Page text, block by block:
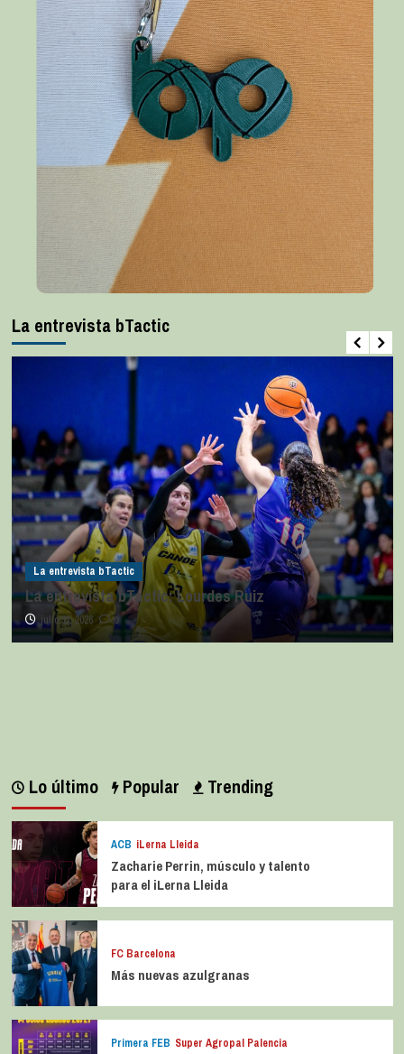
La entrevista bTactic
La entrevista bTactic
La entrevista bTactic: Lourdes Ruiz
julio 11, 2026 0
Lo último Popular Trending
ACB iLerna Lleida
Zacharie Perrin, músculo y talento
para el iLerna Lleida
FC Barcelona
Más nuevas azulgranas
Primera FEB Super Agropal Palencia